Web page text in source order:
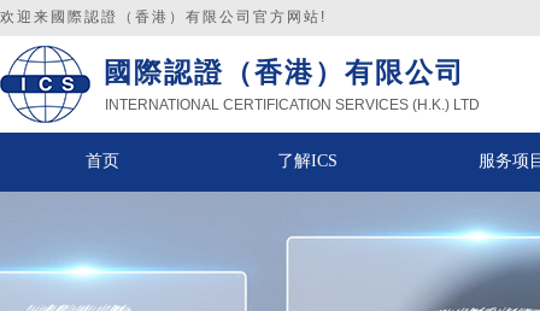
欢迎来 國際認證（香港）有限公司官方网站!
國際認證（香港） 有限公司
INTERNATIONAL CERTIFICATION SERVICES (H.K.) LTD
首页 了解ICS 服务项